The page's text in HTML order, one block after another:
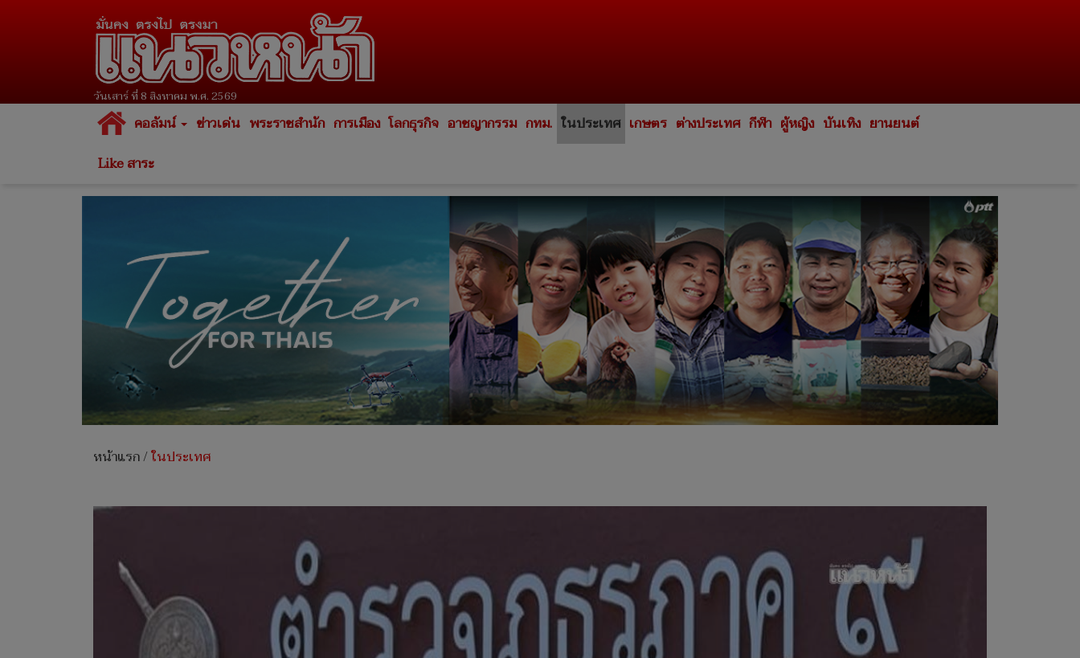
วันเสาร์ ที่ 8 สิงหาคม พ.ศ. 2569
คอลัมน์ ข่าวเด่น พระราชสำนัก การเมือง โลกธุรกิจ อาชญากรรม กทม. ในประเทศ เกษตร ต่างประเทศ กีฬา ผู้หญิง บันเทิง ยานยนต์
Like สาระ
หน้าแรก/ในประเทศ